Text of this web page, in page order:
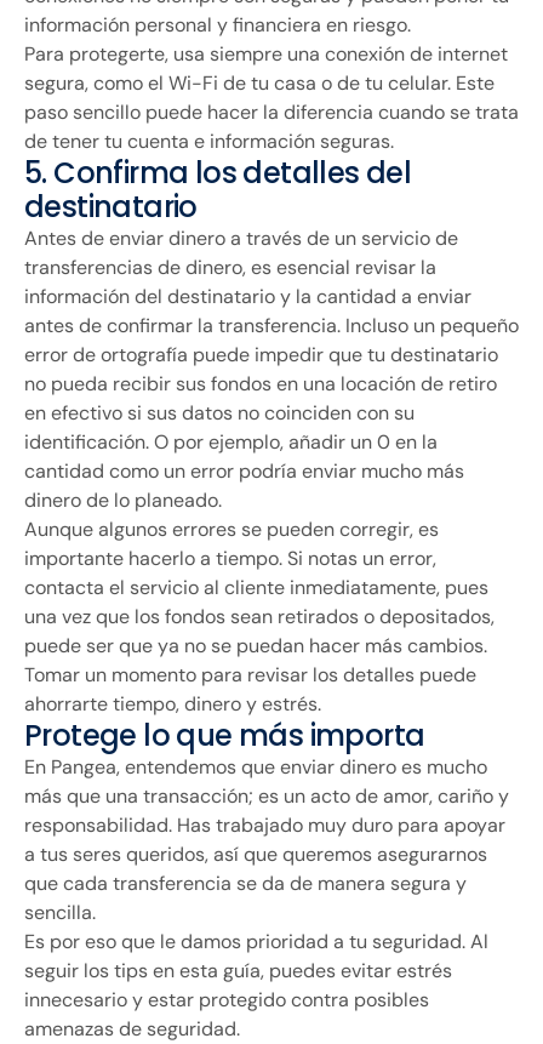
información personal y financiera en riesgo.
Para protegerte, usa siempre una conexión de internet
segura, como el Wi-Fi de tu casa o de tu celular. Este
paso sencillo puede hacer la diferencia cuando se trata
de tener tu cuenta e información seguras.
5. Confirma los detalles del
destinatario
Antes de enviar dinero a través de un servicio de
transferencias de dinero, es esencial revisar la
información del destinatario y la cantidad a enviar
antes de confirmar la transferencia. Incluso un pequeño
error de ortografía puede impedir que tu destinatario
no pueda recibir sus fondos en una locación de retiro
en efectivo si sus datos no coinciden con su
identificación. O por ejemplo, añadir un 0 en la
cantidad como un error podría enviar mucho más
dinero de lo planeado.
Aunque algunos errores se pueden corregir, es
importante hacerlo a tiempo. Si notas un error,
contacta el servicio al cliente inmediatamente, pues
una vez que los fondos sean retirados o depositados,
puede ser que ya no se puedan hacer más cambios.
Tomar un momento para revisar los detalles puede
ahorrarte tiempo, dinero y estrés.
Protege lo que más importa
En Pangea, entendemos que enviar dinero es mucho
más que una transacción; es un acto de amor, cariño y
responsabilidad. Has trabajado muy duro para apoyar
a tus seres queridos, así que queremos asegurarnos
que cada transferencia se da de manera segura y
sencilla.
Es por eso que le damos prioridad a tu seguridad. Al
seguir los tips en esta guía, puedes evitar estrés
innecesario y estar protegido contra posibles
amenazas de seguridad.